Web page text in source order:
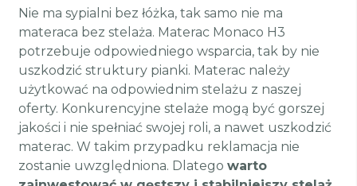
Nie ma sypialni bez łóżka, tak samo nie ma
materaca bez stelaża. Materac Monaco H3
potrzebuje odpowiedniego wsparcia, tak by nie
uszkodzić struktury pianki. Materac należy
użytkować na odpowiednim stelażu z naszej
oferty. Konkurencyjne stelaże mogą być gorszej
jakości i nie spełniać swojej roli, a nawet uszkodzić
materac. W takim przypadku reklamacja nie
zostanie uwzględniona. Dlatego warto